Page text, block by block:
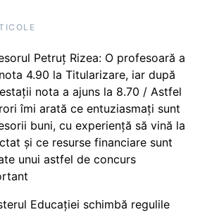
Petruț Rizea: O profesoară a
4.90 la Titularizare, iar după
nota a ajuns la 8.70 / Astfel
îmi arată ce entuziasmați sunt
buni, cu experiență să vină la
și ce resurse financiare sunt
unui astfel de concurs
Educației schimbă regulile